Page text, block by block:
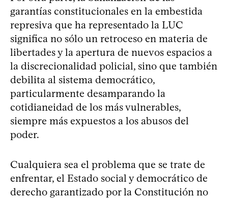
garantías constitucionales en la embestida
represiva que ha representado la LUC
significa no sólo un retroceso en materia de
libertades y la apertura de nuevos espacios a
la discrecionalidad policial, sino que también
debilita al sistema democrático,
particularmente desamparando la
cotidianeidad de los más vulnerables,
siempre más expuestos a los abusos del
poder.
Cualquiera sea el problema que se trate de
enfrentar, el Estado social y democrático de
derecho garantizado por la Constitución no